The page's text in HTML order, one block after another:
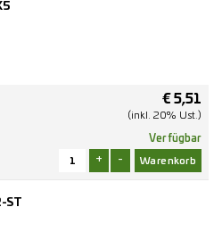
€ 5,51
(inkl. 20% Ust.)
Verfügbar
+ -
ST